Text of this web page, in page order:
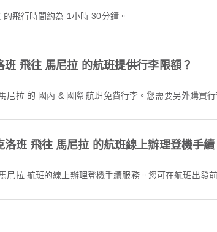
的飛行時間約為 1小時 30分鐘。
飛往 馬尼拉 的航班提供行李限額？
尼拉 的 國內 & 國際 航班免費行李。您需要另外購買行
班 飛往 馬尼拉 的航班線上辦理登機手續
尼拉 航班的線上辦理登機手續服務。您可在航班出發